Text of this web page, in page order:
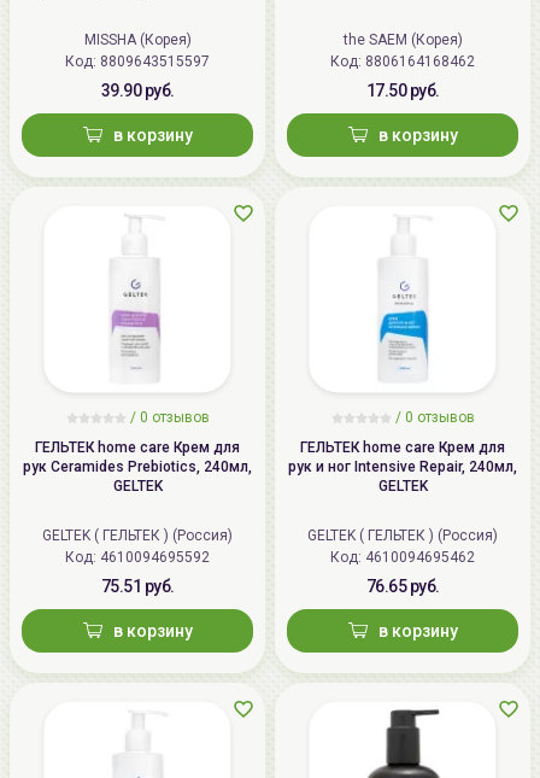
MISSHA (Корея)
Код: 8809643515597
39.90 руб.
в корзину
the SAEM (Корея)
Код: 8806164168462
17.50 руб.
в корзину
/ 0 отзывов
ГЕЛЬТЕК home care Крем для
рук Ceramides Prebiotics, 240мл,
GELTEK
GELTEK ( ГЕЛЬТЕК ) (Россия)
Код: 4610094695592
75.51 руб.
в корзину
/ 0 отзывов
ГЕЛЬТЕК home care Крем для
рук и ног Intensive Repair, 240мл,
GELTEK
GELTEK ( ГЕЛЬТЕК ) (Россия)
Код: 4610094695462
76.65 руб.
в корзину